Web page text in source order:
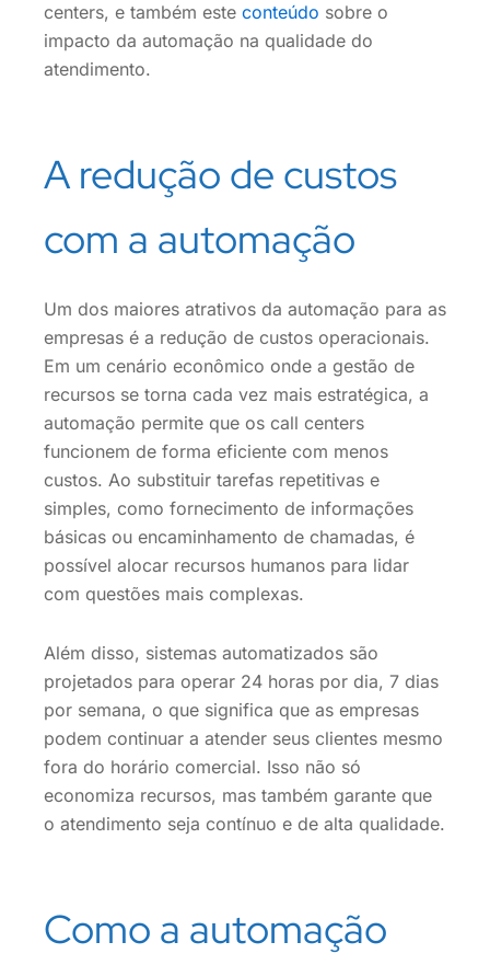
centers, e também este conteúdo sobre o
impacto da automação na qualidade do
atendimento.
A redução de custos
com a automação
Um dos maiores atrativos da automação para as
empresas é a redução de custos operacionais.
Em um cenário econômico onde a gestão de
recursos se torna cada vez mais estratégica, a
automação permite que os call centers
funcionem de forma eficiente com menos
custos. Ao substituir tarefas repetitivas e
simples, como fornecimento de informações
básicas ou encaminhamento de chamadas, é
possível alocar recursos humanos para lidar
com questões mais complexas.
Além disso, sistemas automatizados são
projetados para operar 24 horas por dia, 7 dias
por semana, o que significa que as empresas
podem continuar a atender seus clientes mesmo
fora do horário comercial. Isso não só
economiza recursos, mas também garante que
o atendimento seja contínuo e de alta qualidade.
Como a automação